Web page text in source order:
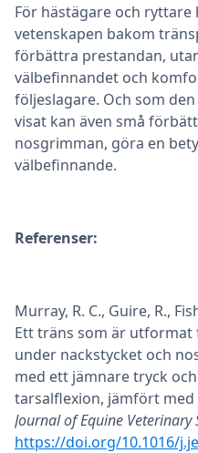
För hästägare och
vetenskapen bakom
förbättra prestandan,
välbefinnandet och
följeslagare. Och som
visat kan även små
nosgrimman, göra en
välbefinnande.
Referenser:
Murray, R. C., Guire, R.,
Ett träns som är
under nackstycket och
med ett jämnare tryck
tarsalflexion, jämfört med
Journal of Equine Veterinary
https://doi.org/10.1016/